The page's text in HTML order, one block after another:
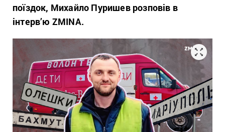
поїздок, Михайло Пуришев розповів в
інтерв’ю ZMINA.